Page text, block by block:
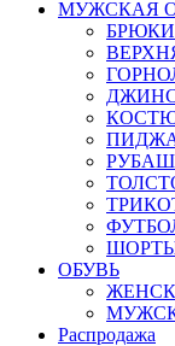
МУЖСКАЯ
БРЮКИ
ШОРТЫ
ОБУВЬ
Распродажа